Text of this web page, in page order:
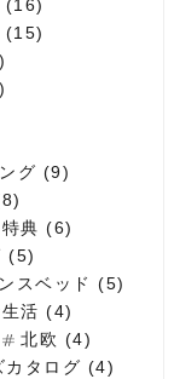
(16)
(15)
グ (9)
特典 (6)
(5)
スベッド (5)
生活 (4)
北欧 (4)
カタログ (4)